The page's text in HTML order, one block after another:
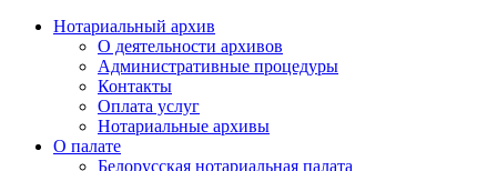
Нотариальный архив
О деятельности архивов
Административные процедуры
Контакты
Оплата услуг
Нотариальные архивы
О палате
Белорусская нотариальная палата